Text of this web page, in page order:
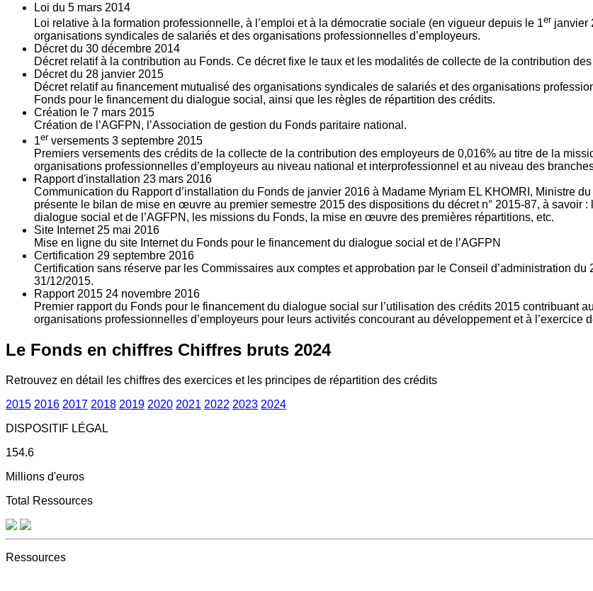
Loi du 5 mars 2014
Loi relative à la formation professionnelle, à l’emploi et à la démocratie sociale (en vigueur depuis le 1er janvier
organisations syndicales de salariés et des organisations professionnelles d’employeurs.
Décret du 30 décembre 2014
Décret relatif à la contribution au Fonds. Ce décret fixe le taux et les modalités de collecte de la contribution
Décret du 28 janvier 2015
Décret relatif au financement mutualisé des organisations syndicales de salariés et des organisations
Fonds pour le financement du dialogue social, ainsi que les règles de répartition des crédits.
Création le 7 mars 2015
Création de l’AGFPN, l’Association de gestion du Fonds paritaire national.
1er versements 3 septembre 2015
Premiers versements des crédits de la collecte de la contribution des employeurs de 0,016% au titre de la
organisations professionnelles d’employeurs au niveau national et interprofessionnel et au niveau des
Rapport d'installation 23 mars 2016
Communication du Rapport d’installation du Fonds de janvier 2016 à Madame Myriam EL KHOMRI, Ministre
présente le bilan de mise en œuvre au premier semestre 2015 des dispositions du décret n° 2015-87, à
dialogue social et de l’AGFPN, les missions du Fonds, la mise en œuvre des premières répartitions, etc.
Site Internet 25 mai 2016
Mise en ligne du site Internet du Fonds pour le financement du dialogue social et de l’AGFPN
Certification 29 septembre 2016
Certification sans réserve par les Commissaires aux comptes et approbation par le Conseil d’administration
31/12/2015.
Rapport 2015 24 novembre 2016
Premier rapport du Fonds pour le financement du dialogue social sur l’utilisation des crédits 2015 contribuant
organisations professionnelles d’employeurs pour leurs activités concourant au développement et à l’exercice
Le Fonds en chiffres Chiffres bruts 2024
Retrouvez en détail les chiffres des exercices et les principes de répartition des crédits
2015 2016 2017 2018 2019 2020 2021 2022 2023 2024
DISPOSITIF LÉGAL
154.6
Millions d'euros
Total Ressources
Ressources